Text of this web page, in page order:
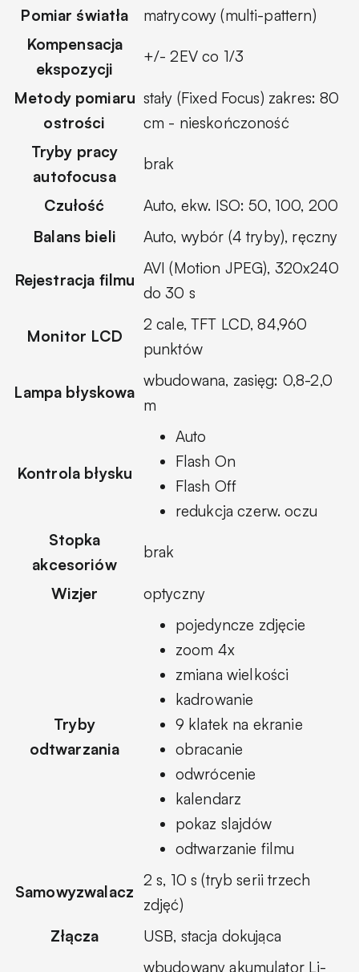
Pomiar światła
matrycowy (multi-pattern)
Kompensacja
ekspozycji
+/- 2EV co 1/3
Metody pomiaru
ostrości
stały (Fixed Focus) zakres: 80
cm - nieskończoność
Tryby pracy
autofocusa
brak
Czułość
Auto, ekw. ISO: 50, 100, 200
Balans bieli
Auto, wybór (4 tryby), ręczny
Rejestracja filmu
AVI (Motion JPEG), 320x240
do 30 s
Monitor LCD
2 cale, TFT LCD, 84,960
punktów
Lampa błyskowa
wbudowana, zasięg: 0,8-2,0
m
Kontrola błysku
Auto
Flash On
Flash Off
redukcja czerw. oczu
Stopka
akcesoriów
brak
Wizjer optyczny
Tryby
odtwarzania
pojedyncze zdjęcie
zoom 4x
zmiana wielkości
kadrowanie
9 klatek na ekranie
obracanie
odwrócenie
kalendarz
pokaz slajdów
odtwarzanie filmu
Samowyzwalacz
2 s, 10 s (tryb serii trzech
zdjęć)
Złącza
USB, stacja dokująca
wbudowany akumulator Li-